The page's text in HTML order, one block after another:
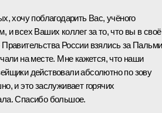
хочу поблагодарить Вас, учёного
и всех Ваших коллег за то, что вы в своё
России взялись за
на месте. Мне кажется, что наши
действовали абсолютно по зову
и это заслуживает горячих
Спасибо большое.